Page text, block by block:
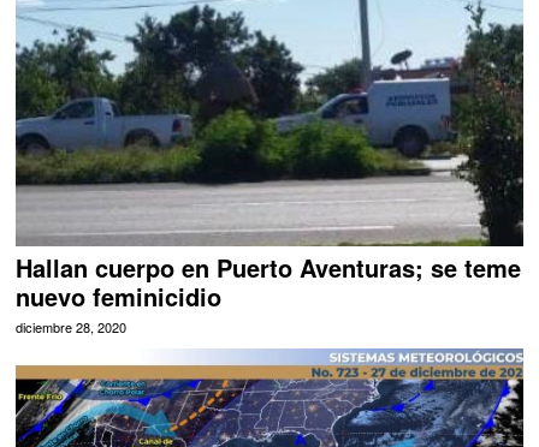
Hallan cuerpo en Puerto Aventuras; se teme
nuevo feminicidio
diciembre 28, 2020